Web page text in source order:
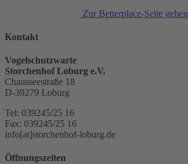
Zur Betterplace-Seite gehen
Kontakt
Vogelschutzwarte
Storchenhof Loburg e.V.
Chausseestraße 18
D-39279 Loburg
Tel: 039245/25 16
Fax: 039245/25 16
info[at]storchenhof-loburg.de
Öffnungszeiten